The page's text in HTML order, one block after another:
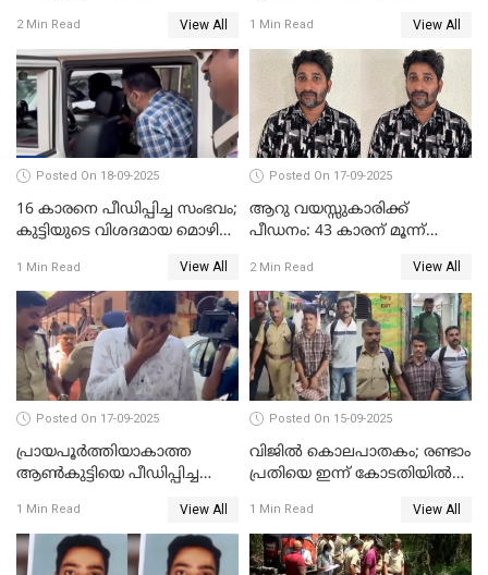
ഇടപാടുകൾ നടന്നതായി
പൊലീസ്
2 Min Read View All 1 Min Read View All
Posted On 18-09-2025
16 കാരനെ പീഡിപ്പിച്ച സംഭവം;
കുട്ടിയുടെ വിശദമായ മൊഴി
1 Min Read View All
Posted On 17-09-2025
ആറു വയസ്സുകാരിക്ക്
പീഡനം: 43 കാരന് മൂന്ന്
പിഴയും ശിക്ഷ
2 Min Read View All
Posted On 17-09-2025
പ്രായപൂർത്തിയാകാത്ത
ആൺകുട്ടിയെ പീഡിപ്പിച്ച
അറസ്റ്റിൽ
1 Min Read View All
Posted On 15-09-2025
വിജിൽ കൊലപാതകം; രണ്ടാം
പ്രതിയെ ഇന്ന് കോടതിയിൽ
1 Min Read View All